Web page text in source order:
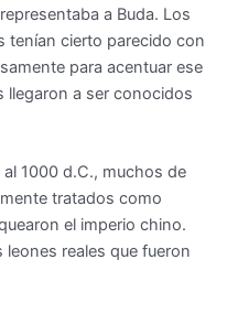
a Buda. Los
tenían cierto parecido con
para acentuar ese
llegaron a ser conocidos
1000 d.C., muchos de
tratados como
el imperio chino.
reales que fueron